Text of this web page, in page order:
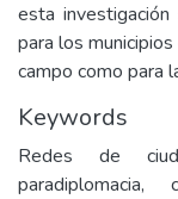
esta
para los
campo como para
Keywords
Redes de
paradiplomacia,